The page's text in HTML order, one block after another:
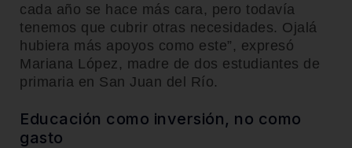
cada año se hace más cara, pero todavía
tenemos que cubrir otras necesidades. Ojalá
hubiera más apoyos como este”, expresó
Mariana López, madre de dos estudiantes de
primaria en San Juan del Río.
Educación como inversión, no como
gasto